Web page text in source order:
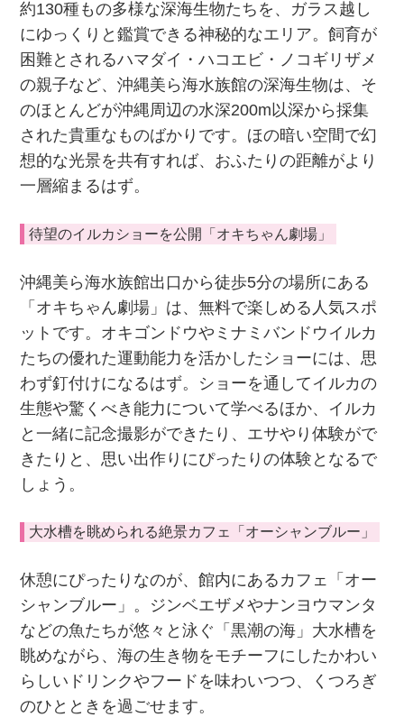
約130種もの多様な深海生物たちを、ガラス越し
にゆっくりと鑑賞できる神秘的なエリア。飼育が
困難とされるハマダイ・ハコエビ・ノコギリザメ
の親子など、沖縄美ら海水族館の深海生物は、そ
のほとんどが沖縄周辺の水深200m以深から採集
された貴重なものばかりです。ほの暗い空間で幻
想的な光景を共有すれば、おふたりの距離がより
一層縮まるはず。
待望のイルカショーを公開「オキちゃん劇場」
沖縄美ら海水族館出口から徒歩5分の場所にある
「オキちゃん劇場」は、無料で楽しめる人気スポ
ットです。オキゴンドウやミナミバンドウイルカ
たちの優れた運動能力を活かしたショーには、思
わず釘付けになるはず。ショーを通してイルカの
生態や驚くべき能力について学べるほか、イルカ
と一緒に記念撮影ができたり、エサやり体験がで
きたりと、思い出作りにぴったりの体験となるで
しょう。
大水槽を眺められる絶景カフェ「オーシャンブルー」
休憩にぴったりなのが、館内にあるカフェ「オー
シャンブルー」。ジンベエザメやナンヨウマンタ
などの魚たちが悠々と泳ぐ「黒潮の海」大水槽を
眺めながら、海の生き物をモチーフにしたかわい
らしいドリンクやフードを味わいつつ、くつろぎ
のひとときを過ごせます。